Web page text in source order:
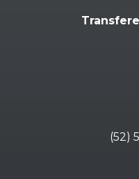
(52)